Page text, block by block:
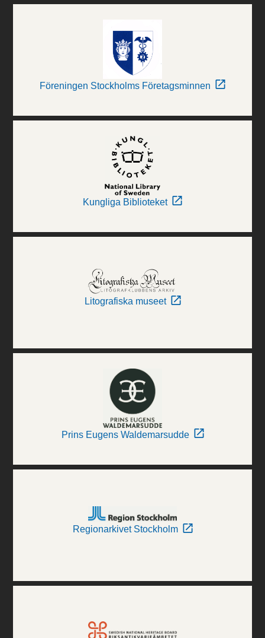
Föreningen Stockholms Företagsminnen
Kungliga Biblioteket
Litografiska museet
Prins Eugens Waldemarsudde
Regionarkivet Stockholm